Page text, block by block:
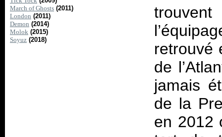
March of Ghosts (2011)
London (2011)
Demon (2014)
Molok (2015)
Soyuz (2018)
retrouvé
de
jamais
de la
en 2012